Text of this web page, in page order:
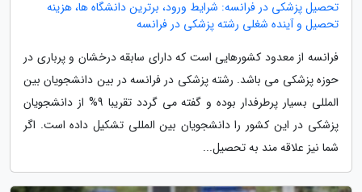
تحصیل پزشکی در فرانسه: شرایط ورود، برترین دانشگاه ها، هزینه
تحصیل و آینده شغلی رشته پزشکی در فرانسه
فرانسه از معدود کشورهایی است که دارای سابقه درخشان و پرباری در
حوزه پزشکی می باشد. رشته پزشکی در فرانسه در بین دانشجویان بین
المللی بسیار پرطرفدار بوده و گفته می گردد تقریبا 9% از دانشجویان
پزشکی در این کشور را دانشجویان بین المللی تشکیل داده است. اگر
شما نیز علاقه مند به تحصیل...